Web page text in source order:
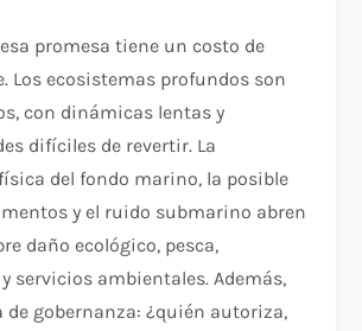
promesa tiene un costo de
Los ecosistemas profundos son
con dinámicas lentas y
difíciles de revertir. La
del fondo marino, la posible
y el ruido submarino abren
daño ecológico, pesca,
servicios ambientales. Además,
de gobernanza: ¿quién autoriza,